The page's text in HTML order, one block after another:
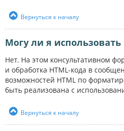
Вернуться к началу
Могу ли я использовать
Нет. На этом консультативном
и обработка HTML-кода в
возможностей HTML по
быть реализована с
Вернуться к началу